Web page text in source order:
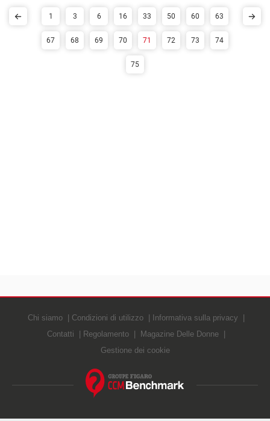
1 3 6 16 33 50 60 63
67 68 69 70 71 72 73 74
75
Chi siamo Condizioni di utilizzo
Informativa sulla privacy
Contatti
Regolamento
Magazine Delle Donne
Gestione dei cookie